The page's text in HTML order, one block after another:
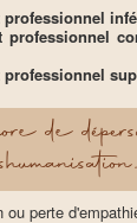
professionnel
de
ou perte